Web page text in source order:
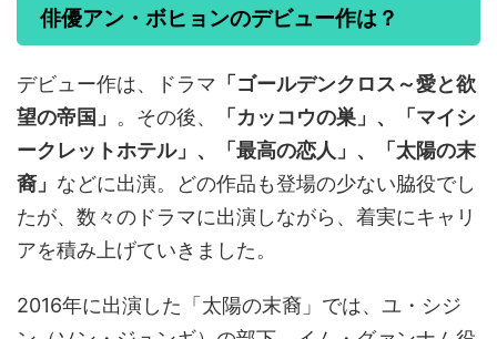
俳優アン・ボヒョンのデビュー作は？
デビュー作は、ドラマ 「ゴールデンクロス～愛と欲
望の帝国」 。その後、
「カッコウの巣」、「マイシ
ークレットホテル」、「最高の恋人」、「太陽の末
裔」 などに出演。どの作品も登場の少ない脇役でし
たが、数々のドラマに出演しながら、着実にキャリ
アを積み上げていきました。
2016年に出演した「太陽の末裔」では、ユ・シジ